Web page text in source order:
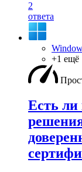
2
ответа
+1 ещё
Есть ли